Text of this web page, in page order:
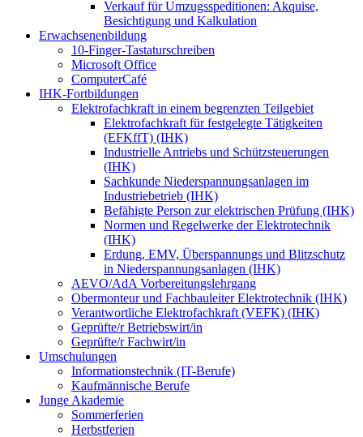
Verkauf für Umzugsspeditionen: Akquise,
Besichtigung und Kalkulation
Erwachsenenbildung
10-Finger-Tastaturschreiben
Microsoft Office
ComputerCafé
IHK-Fortbildungen
Elektrofachkraft in einem begrenzten Teilgebiet
Elektrofachkraft für festgelegte Tätigkeiten
(EFKffT) (IHK)
Industrielle Antriebs und Schützsteuerungen
(IHK)
Sachkunde Niederspannungsanlagen im
Industriebetrieb (IHK)
Befähigte Person zur elektrischen Prüfung (IHK)
Normen und Regelwerke der Elektrotechnik
(IHK)
Erdung, EMV, Überspannungs und Blitzschutz
in Niederspannungsanlagen (IHK)
AEVO/AdA Vorbereitungslehrgang
Obermonteur und Fachbauleiter Elektrotechnik (IHK)
Verantwortliche Elektrofachkraft (VEFK) (IHK)
Geprüfte/r Betriebswirt/in
Geprüfte/r Fachwirt/in
Umschulungen
Informationstechnik (IT-Berufe)
Kaufmännische Berufe
Junge Akademie
Sommerferien
Herbstferien